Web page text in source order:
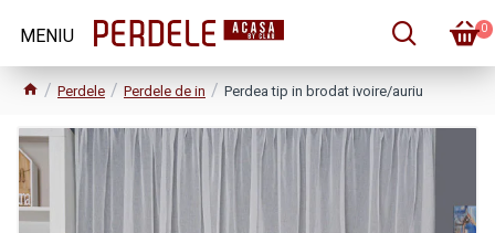
0
Perdele Perdele de in Perdea tip in brodat ivoire/auriu